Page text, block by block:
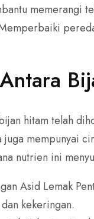
memerangi
hitam telah
mempunyai
nutrien ini
Asid Lemak
kekeringan.